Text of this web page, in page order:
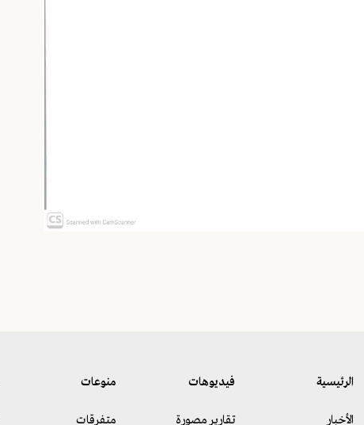
الرئيسية
الأخبار
فيديوهات
تقارير مصورة
منوعات
متفرقات